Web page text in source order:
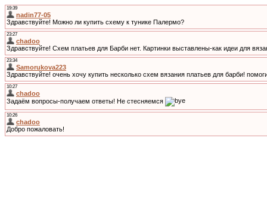
19:39
nadin77-05
Здравствуйте! Можно ли купить схему к тунике Палермо?
23:27
chadoo
Здравствуйте! Схем платьев для Барби нет. Картинки выставлены-как идеи для
23:34
Samorukova223
Здравствуйте! очень хочу купить несколько схем вязания платьев для барби!
10:27
chadoo
Задаём вопросы-получаем ответы! Не стесняемся
10:26
chadoo
Добро пожаловать!